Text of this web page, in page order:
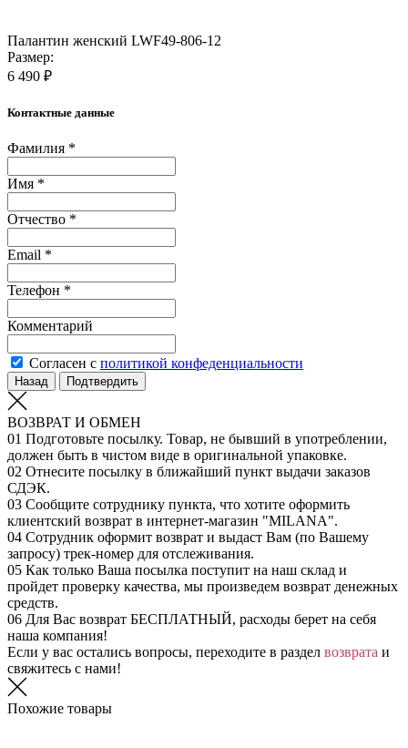
Палантин женский LWF49-806-12
Размер:
6 490 ₽
Контактные данные
Фамилия *
Имя *
Отчество *
Email *
Телефон *
Комментарий
Согласен с политикой конфеденциальности
Назад Подтвердить
ВОЗВРАТ И ОБМЕН
01 Подготовьте посылку. Товар, не бывший в употреблении,
должен быть в чистом виде в оригинальной упаковке.
02 Отнесите посылку в ближайший пункт выдачи заказов
СДЭК.
03 Сообщите сотруднику пункта, что хотите оформить
клиентский возврат в интернет-магазин "MILANA".
04 Сотрудник оформит возврат и выдаст Вам (по Вашему
запросу) трек-номер для отслеживания.
05 Как только Ваша посылка поступит на наш склад и
пройдет проверку качества, мы произведем возврат денежных
средств.
06 Для Вас возврат БЕСПЛАТНЫЙ, расходы берет на себя
наша компания!
Если у вас остались вопросы, переходите в раздел возврата и
свяжитесь с нами!
Похожие товары